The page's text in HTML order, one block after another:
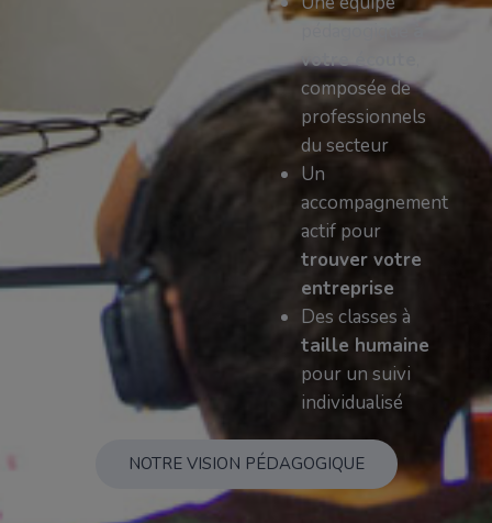
votre écoute
composée de
professionnels
du secteur
Un
accompagnement
actif pour
trouver votre
entreprise
Des classes à
taille humaine
pour un suivi
individualisé
NOTRE VISION PÉDAGOGIQUE